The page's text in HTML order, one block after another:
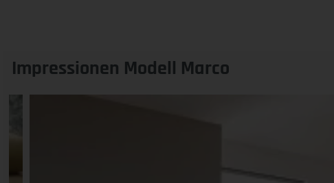
Impressionen Modell Marco